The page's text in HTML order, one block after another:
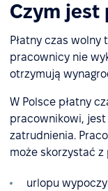
Czym jest
Płatny czas wolny
pracownicy nie
otrzymują
W Polsce płatny
pracownikowi,
zatrudnienia.
może skorzystać z
urlopu